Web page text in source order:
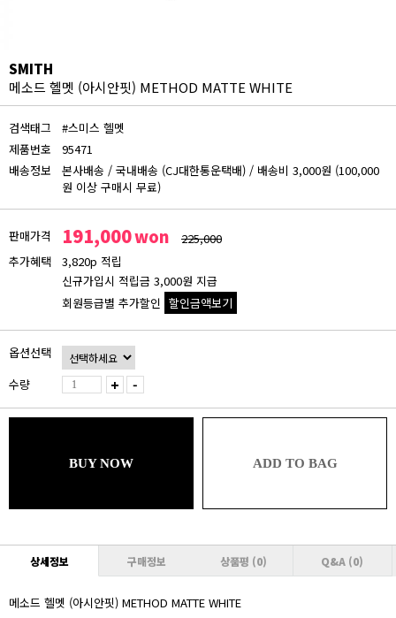
SMITH
메소드 헬멧 (아시안핏) METHOD MATTE WHITE
검색태그
#스미스 헬멧
제품번호
95471
배송정보
본사배송 / 국내배송 (CJ대한통운택배) / 배송비 3,000원 (100,000
원 이상 구매시 무료)
판매가격 191,000won
225,000
추가혜택
3,820p 적립
신규가입시 적립금 3,000원 지급
회원등급별 추가할인 할인금액보기
회원등급 할인가
비회원
191,000원
블루
브론즈
실버
골드
187,180원 (추가할인 2% / 추가적립 2%)
플래티넘
옵션선택
수량
+ -
BUY NOW ADD TO BAG
상세정보 구매정보 상품평 (0) Q&A (0)
메소드 헬멧 (아시안핏) METHOD MATTE WHITE